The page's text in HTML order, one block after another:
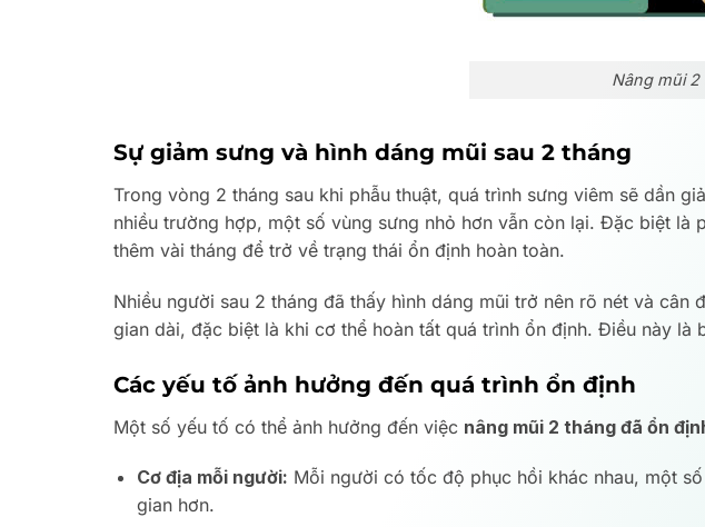
Nâng mũi 2
Sự giảm sưng và hình dáng mũi sau 2 tháng
Trong vòng 2 tháng sau khi phẫu thuật, quá trình sưng viêm sẽ dần
nhiều trường hợp, một số vùng sưng nhỏ hơn vẫn còn lại. Đặc biệt
thêm vài tháng để trở về trạng thái ổn định hoàn toàn.
Nhiều người sau 2 tháng đã thấy hình dáng mũi trở nên rõ nét và
gian dài, đặc biệt là khi cơ thể hoàn tất quá trình ổn định. Điều này là
Các yếu tố ảnh hưởng đến quá trình ổn định
Một số yếu tố có thể ảnh hưởng đến việc nâng mũi 2 tháng đã ổn
Cơ địa mỗi người: Mỗi người có tốc độ phục hồi khác nhau, một
gian hơn.